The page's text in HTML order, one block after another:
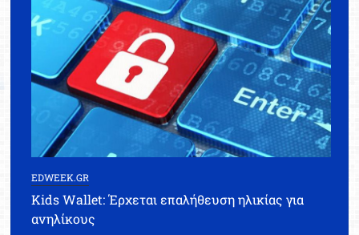
EDWEEK.GR
Kids Wallet: Έρχεται επαλήθευση ηλικίας για
ανηλίκους